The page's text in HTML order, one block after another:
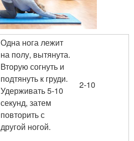
Одна нога лежит
на полу, вытянута.
Вторую согнуть и
подтянуть к груди.
Удерживать 5-10
секунд, затем
повторить с
другой ногой.
2-10